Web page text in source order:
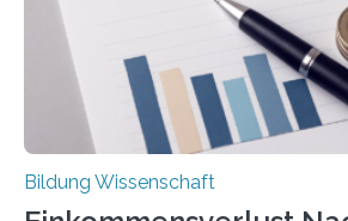
Bildung Wissenschaft